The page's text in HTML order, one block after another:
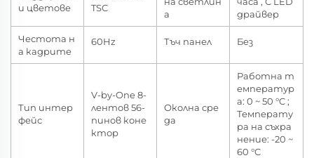
и цветове
TSC
а
драйвер
Честота н
а кадрите
60Hz Тъч панел Без
Тип интер
фейс
V-by-One 8-
лентов 56-
пинов коне
ктор
Околна сре
да
Работна т
емператур
а: 0 ~ 50 °C ;
Температу
ра на съхра
нение: -20 ~
60 °C